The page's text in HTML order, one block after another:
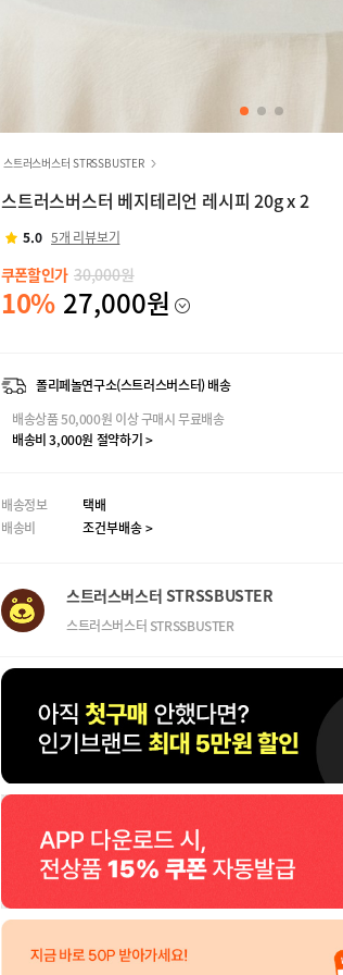
스트러스버스터 STRSSBUSTER
스트러스버스터 베지테리언 레시피 20g x 2
5.0 5개 리뷰보기
쿠폰할인가 30,000원
10% 27,000원
폴리페놀연구소(스트러스버스터) 배송
배송상품 50,000원 이상 구매시 무료배송
배송비 3,000원 절약하기 >
배송정보
택배
배송비
조건부배송 >
스트러스버스터 STRSSBUSTER
스트러스버스터 STRSSBUSTER